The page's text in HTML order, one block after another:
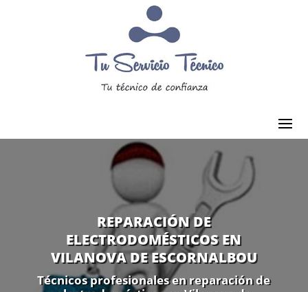
REPARACIÓN DE
ELECTRODOMÉSTICOS EN
VILANOVA DE ESCORNALBOU
Técnicos profesionales en reparación de